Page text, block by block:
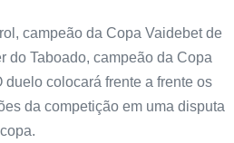
campeão da Copa Vaidebet de
do Taboado, campeão da Copa
colocará frente a frente os
da competição em uma disputa